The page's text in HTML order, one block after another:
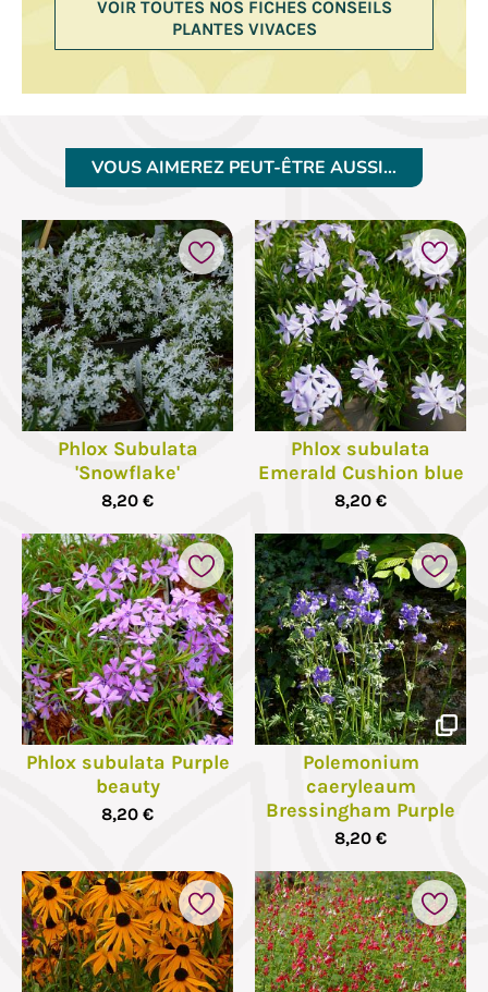
VOIR TOUTES NOS FICHES CONSEILS
PLANTES VIVACES
VOUS AIMEREZ PEUT-ÊTRE AUSSI…
Phlox Subulata
'Snowflake'
8,20 €
Phlox subulata
Emerald Cushion blue
8,20 €
Phlox subulata Purple
beauty
8,20 €
Polemonium
caeryleaum
Bressingham Purple
8,20 €